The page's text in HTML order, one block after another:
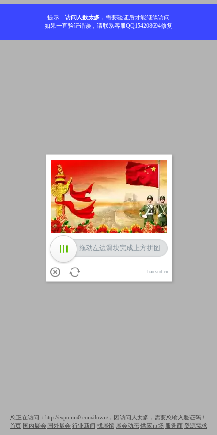
提示： 访问人数太多 ，需要验证后才能继续访问
如果一直验证错误，请联系客服QQ154208694修复
您正在访问： http://expo.nm0.com/down/ ，因访问人太多，需要您输入验证码！
首页 国内展会 国外展会 行业新闻 找展馆 展会动态 供应市场 服务商 资源需求
加载中
拖动左边滑块完成上方拼图
hao.sud.cn